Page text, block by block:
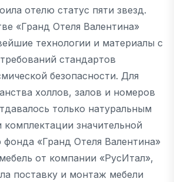
отелю статус пяти звезд.
«Гранд Отеля Валентина»
технологии и материалы с
стандартов
безопасности. Для
холлов, залов и номеров
только натуральным
значительной
фонда «Гранд Отеля Валентина»
от компании «РусИтал»,
поставку и монтаж мебели